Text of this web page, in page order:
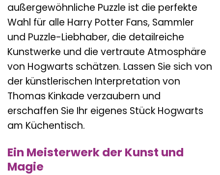
außergewöhnliche Puzzle ist die perfekte
Wahl für alle Harry Potter Fans, Sammler
und Puzzle-Liebhaber, die detailreiche
Kunstwerke und die vertraute Atmosphäre
von Hogwarts schätzen. Lassen Sie sich von
der künstlerischen Interpretation von
Thomas Kinkade verzaubern und
erschaffen Sie Ihr eigenes Stück Hogwarts
am Küchentisch.
Ein Meisterwerk der Kunst und
Magie